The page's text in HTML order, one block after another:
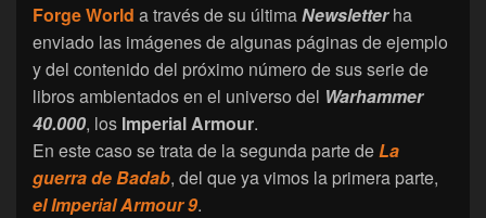
Forge World a través de su últimaNewsletterha
enviado las imágenes de algunas páginas de ejemplo
y del contenido del próximo número de sus serie de
libros ambientados en el universo del Warhammer
40.000, los Imperial Armour.
En este caso se trata de la segunda parte deLa
guerra de Badab, del que ya vimos la primera parte,
el Imperial Armour 9.